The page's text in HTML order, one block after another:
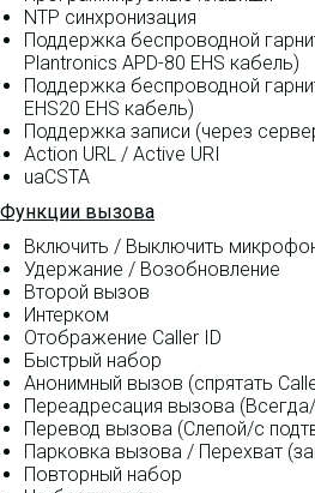
NTP синхронизация
Поддержка беспроводной
Plantronics APD-80 EHS кабель)
Поддержка беспроводной
EHS20 EHS кабель)
Поддержка записи (через
Action URL / Active URI
uaCSTA
Функции вызова
Включить / Выключить
Удержание / Возобновление
Второй вызов
Интерком
Отображение Caller ID
Быстрый набор
Анонимный вызов (спрятать
Переадресация вызова
Перевод вызова (Слепой/с
Парковка вызова / Перехват
Повторный набор